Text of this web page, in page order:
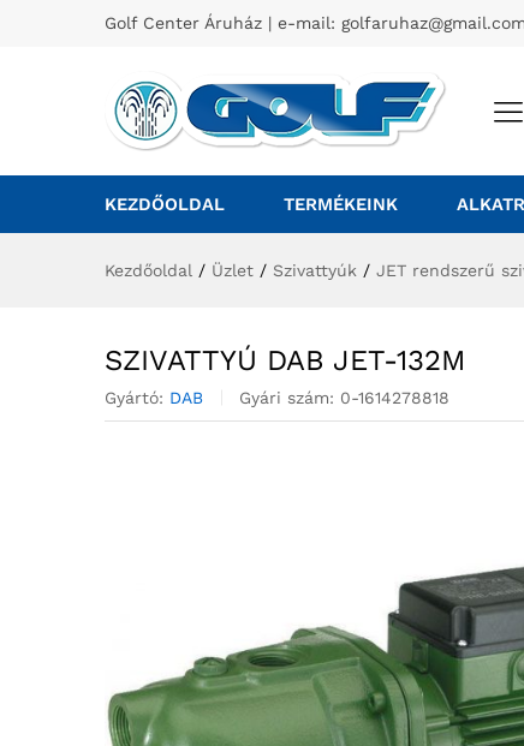
Golf Center Áruház | e-mail: golfaruhaz@gmail.com
KEZDŐOLDAL TERMÉKEINK
Kezdőoldal / Üzlet / Szivattyúk / JET rendszerű
SZIVATTYÚ DAB JET-132M
Gyártó: DAB Gyári szám: 0-1614278818